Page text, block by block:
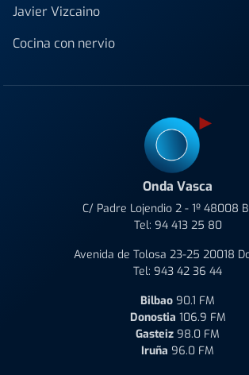
Javier Vizcaino
Cocina con nervio
Onda Vasca
C/ Padre Lojendio 2 - 1º 48008
Tel: 94 413 25 80
Avenida de Tolosa 23-25 20018
Tel: 943 42 36 44
Bilbao 90.1 FM
Donostia 106.9 FM
Gasteiz 98.0 FM
Iruña 96.0 FM